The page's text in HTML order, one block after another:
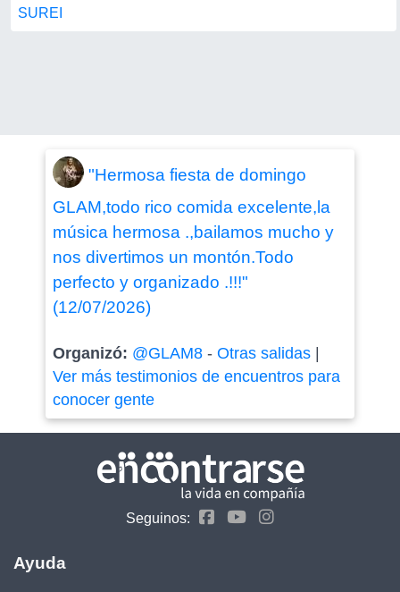
SUREI
"Hermosa fiesta de domingo
GLAM,todo rico comida excelente,la
música hermosa .,bailamos mucho y
nos divertimos un montón.Todo
perfecto y organizado .!!!"
(12/07/2026)
Organizó: @GLAM8- Otras salidas|
Ver más testimonios de encuentros para
conocer gente
Seguinos:
Ayuda